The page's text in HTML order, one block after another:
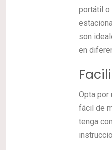
portátil o
son
en
Opta por
fácil de
tenga